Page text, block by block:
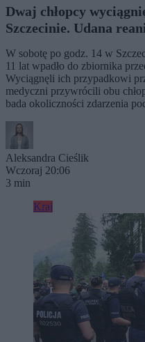
Dwaj chłopcy
Szczecinie. Udana
W sobotę po godz. 14 w
11 lat wpadło do zbiornika
Wyciągnęli ich przypadkowi
medyczni przywrócili obu
bada okoliczności zdarzenia
Aleksandra Cieślik
Wczoraj 20:06
3 min
Kraj